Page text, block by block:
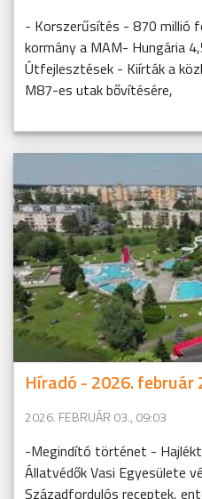
- Korszerűsítés - 870 millió
kormány a MAM- Hungária
Útfejlesztések - Kiírták a
M87-es utak bővítésére,
Híradó - 2026. február
2026. FEBRUÁR 03., 09:03
-Megindító történet -
Állatvédők Vasi Egyesülete
Századfordulós receptek,